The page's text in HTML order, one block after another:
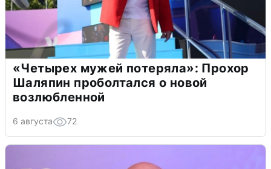
«Четырех мужей потеряла»: Прохор
Шаляпин проболтался о новой
возлюбленной
6 августа 72